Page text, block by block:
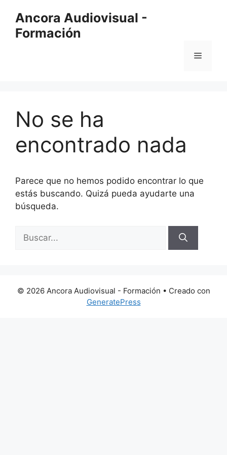
contenido
Ancora Audiovisual -
Formación
Menú
No se ha
encontrado nada
Parece que no hemos podido encontrar lo que
estás buscando. Quizá pueda ayudarte una
búsqueda.
© 2026 Ancora Audiovisual - Formación • Creado con
GeneratePress